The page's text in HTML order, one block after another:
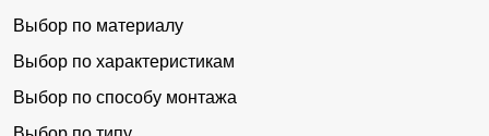
Выбор по материалу
Выбор по характеристикам
Выбор по способу монтажа